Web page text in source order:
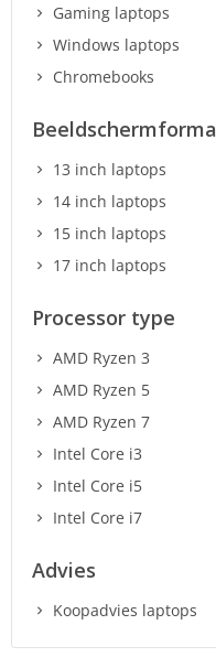
Gaming laptops
Windows laptops
Chromebooks
13 inch laptops
14 inch laptops
15 inch laptops
17 inch laptops
Processor type
AMD Ryzen 3
AMD Ryzen 5
AMD Ryzen 7
Intel Core i3
Intel Core i5
Intel Core i7
Advies
Koopadvies laptops